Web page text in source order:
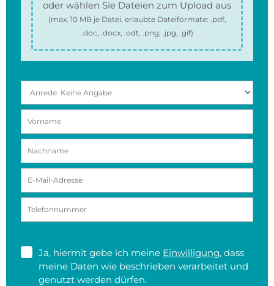
oder wählen Sie Dateien zum Upload aus
(max. 10 MBje Datei, erlaubte Dateiformate: .pdf,
.doc, .docx, .odt, .png, .jpg, .gif)
Ja, hiermit gebe ich meine Einwilligung, dass
meine Daten wie beschrieben verarbeitet und
genutzt werden dürfen.